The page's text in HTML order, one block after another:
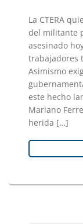
La CTERA
del militante
asesinado
trabajadores
Asimismo
este hecho
Mariano
herida […]